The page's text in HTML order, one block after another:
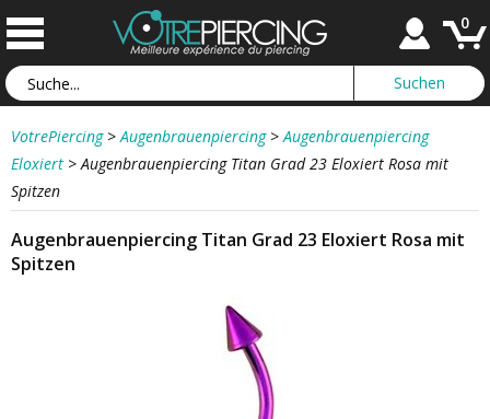
0
VotrePiercing > Augenbrauenpiercing > Augenbrauenpiercing
Eloxiert > Augenbrauenpiercing Titan Grad 23 Eloxiert Rosa mit
Spitzen
Augenbrauenpiercing Titan Grad 23 Eloxiert Rosa mit
Spitzen